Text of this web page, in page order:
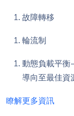
故障轉移
輪流制
動態負載平衡
導向至最佳資
瞭解更多資訊